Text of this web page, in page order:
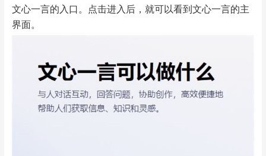
文心一言的入口。点击进入后，就可以看到文心一言的主
界面。